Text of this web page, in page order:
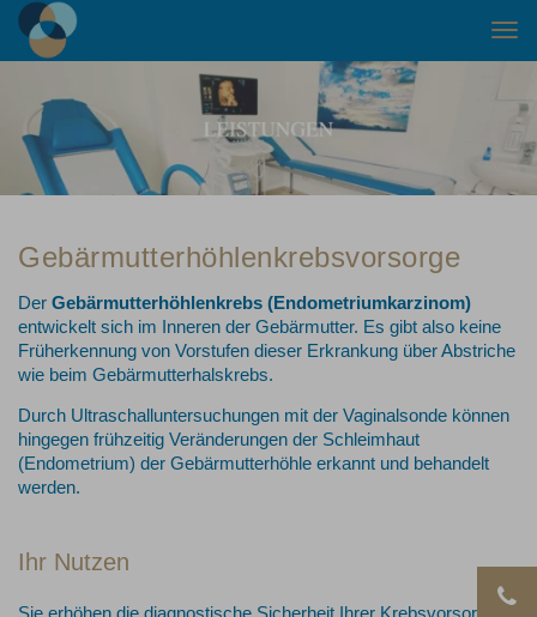
Gebärmutterhöhlenkrebsvorsorge
Der Gebärmutterhöhlenkrebs (Endometriumkarzinom)
entwickelt sich im Inneren der Gebärmutter. Es gibt also keine
Früherkennung von Vorstufen dieser Erkrankung über Abstriche
wie beim Gebärmutterhalskrebs.
Durch Ultraschalluntersuchungen mit der Vaginalsonde können
hingegen frühzeitig Veränderungen der Schleimhaut
(Endometrium) der Gebärmutterhöhle erkannt und behandelt
werden.
Ihr Nutzen